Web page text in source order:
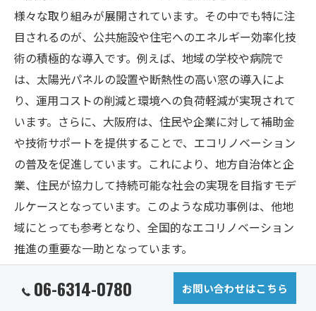
様々な取り組みが展開されています。その中でも特に注
目されるのが、公共施設や住宅へのエネルギー効率化技
術の積極的な導入です。例えば、地域の学校や病院で
は、太陽光パネルの設置や断熱性の高い窓の導入によ
り、運用コストの削減と環境への負荷軽減が実現されて
います。さらに、大阪府は、住民や企業に対して補助金
や技術サポートを提供することで、エコリノベーション
の普及を促進しています。これにより、地方自治体と企
業、住民が協力して持続可能な社会の実現を目指すモデ
ルケースとなっています。このような成功事例は、他地
域にとっても参考となり、全国的なエコリノベーション
推進の重要な一助となっています。
次世代の住環境を実現する技術
06-6314-0780 お問い合わせはこちら